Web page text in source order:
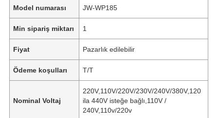
Model numarası JW-WP185
Min sipariş miktarı 1
Fiyat Pazarlık edilebilir
Ödeme koşulları T/T
Nominal Voltaj
220V,110V/220V/230V/240V/380V,120
ila 440V isteğe bağlı,110V /
240V,110v/220v